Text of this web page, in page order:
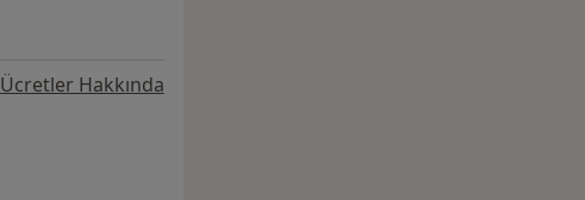
Ücretler Hakkında